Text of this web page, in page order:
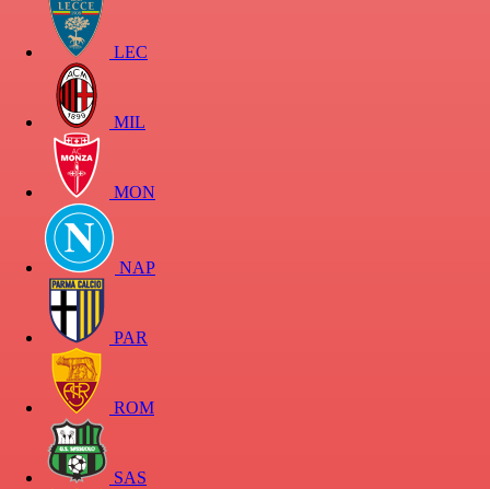
LEC
MIL
MON
NAP
PAR
ROM
SAS